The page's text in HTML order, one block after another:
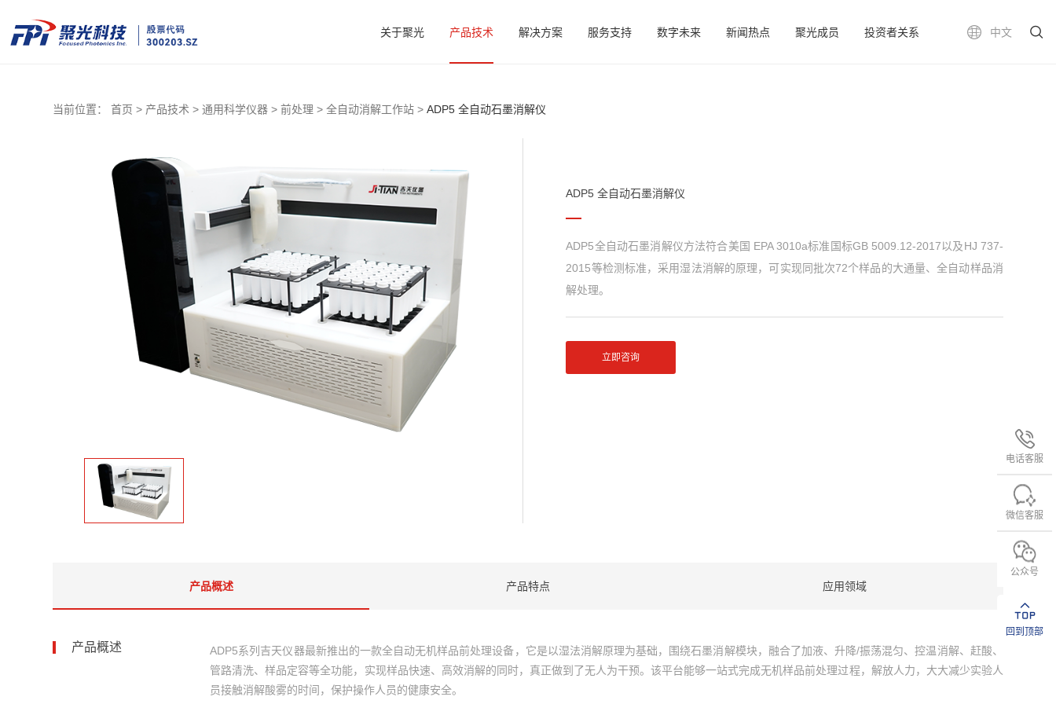
中文
关于聚光 产品技术 解决方案 服务支持 数字未来 新闻热点 聚光成员 投资者关系
电话客服
微信客服
公众号
回到顶部
当前位置： 首页 > 产品技术 > 通用科学仪器 > 前处理 > 全自动消解工作站 > ADP5 全自动石墨消解仪
ADP5 全自动石墨消解仪
ADP5全自动石墨消解仪方法符合美国 EPA 3010a标准国标GB 5009.12-2017以及HJ 737-
2015等检测标准，采用湿法消解的原理，可实现同批次72个样品的大通量、全自动样品消
解处理。
立即咨询
产品概述 产品特点 应用领域
产品概述
ADP5系列吉天仪器最新推出的一款全自动无机样品前处理设备，它是以湿法消解原理为基础，围绕石墨消解模块，融合了加液、升降/振荡混匀、控温消解、赶酸、
管路清洗、样品定容等全功能，实现样品快速、高效消解的同时，真正做到了无人为干预。该平台能够一站式完成无机样品前处理过程，解放人力，大大减少实验人
员接触消解酸雾的时间，保护操作人员的健康安全。